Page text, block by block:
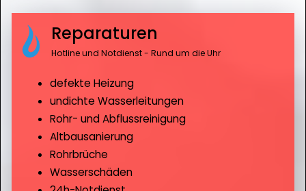
Reparaturen
Hotline und Notdienst - Rund um die Uhr
defekte Heizung
undichte Wasserleitungen
Rohr- und Abflussreinigung
Altbausanierung
Rohrbrüche
Wasserschäden